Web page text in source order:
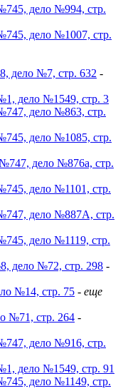
дело №994, стр.
дело №1007, стр.
дело №7, стр. 632 -
дело №1549, стр. 3
дело №863, стр.
дело №1085, стр.
дело №876а, стр.
дело №1101, стр.
дело №887А, стр.
дело №1119, стр.
дело №72, стр. 298 -
№14, стр. 75 - еще
№71, стр. 264 -
дело №916, стр.
дело №1549, стр. 91
дело №1149, стр.